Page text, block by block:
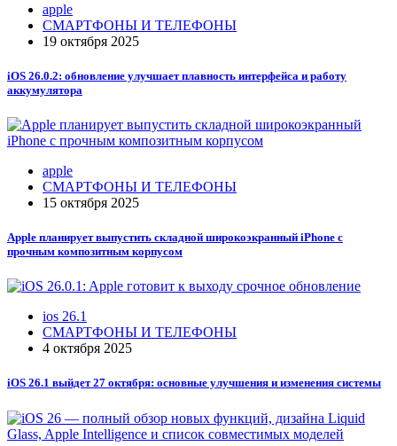
apple
СМАРТФОНЫ И ТЕЛЕФОНЫ
19 октября 2025
iOS 26.0.2: обновление улучшает плавность интерфейса и работу
аккумулятора
apple
СМАРТФОНЫ И ТЕЛЕФОНЫ
15 октября 2025
Apple планирует выпустить складной широкоэкранный iPhone с
прочным композитным корпусом
ios 26.1
СМАРТФОНЫ И ТЕЛЕФОНЫ
4 октября 2025
iOS 26.1 выйдет 27 октября: основные улучшения и изменения системы